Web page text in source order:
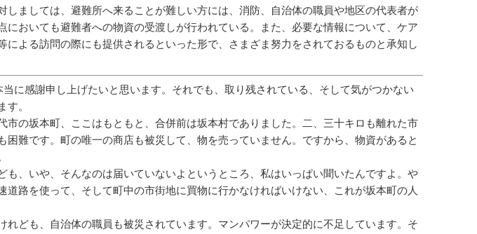
しましては、避難所へ来ることが難しい方には、消防、自治体の職員や地区の代表者が
においても避難者への物資の受渡しが行われている。また、必要な情報について、ケア
による訪問の際にも提供されるといった形で、さまざま努力をされておるものと承知し
に感謝申し上げたいと思います。それでも、取り残されている、そして気がつかない
。
市の坂本町、ここはもともと、合併前は坂本村でありました。二、三十キロも離れた市
困難です。町の唯一の商店も被災して、物を売っていません。ですから、物資があると
も、いや、そんなのは届いていないよというところ、私はいっぱい聞いたんですよ。や
道路を使って、そして町中の市街地に買物に行かなければいけない、これが坂本町の人
れども、自治体の職員も被災されています。マンパワーが決定的に不足しています。そ